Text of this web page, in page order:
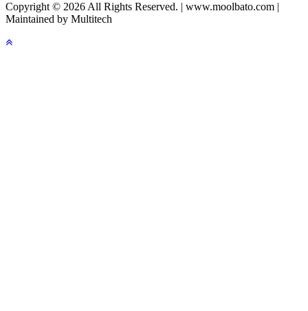
Copyright © 2026 All Rights Reserved. | www.moolbato.com |
Maintained by Multitech